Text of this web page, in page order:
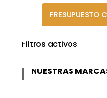
PRESUPUESTO
Filtros activos
NUESTRAS